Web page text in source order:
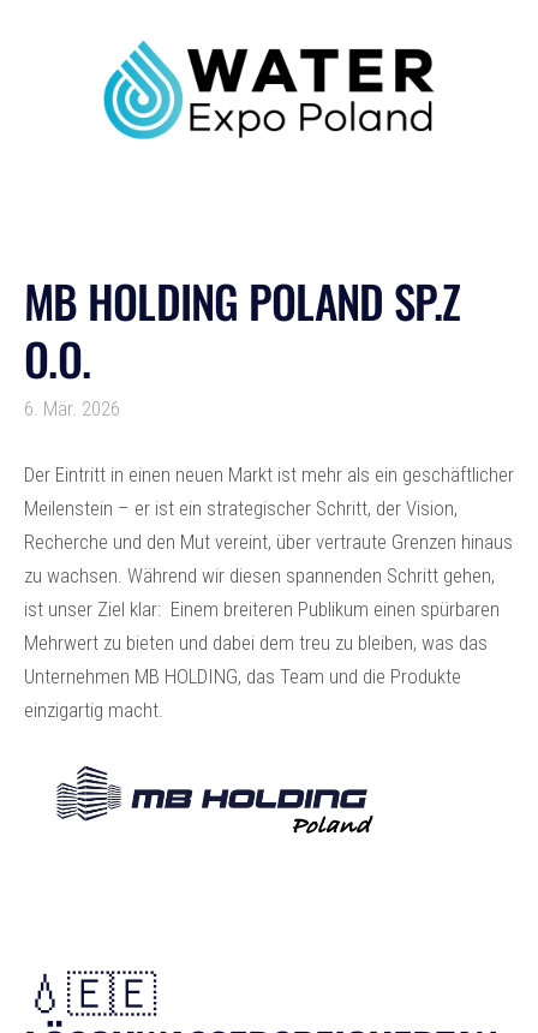
MB HOLDING POLAND SP.Z
O.O.
6. Mär. 2026
Der Eintritt in einen neuen Markt ist mehr als ein geschäftlicher
Meilenstein – er ist ein strategischer Schritt, der Vision,
Recherche und den Mut vereint, über vertraute Grenzen hinaus
zu wachsen. Während wir diesen spannenden Schritt gehen,
ist unser Ziel klar: Einem breiteren Publikum einen spürbaren
Mehrwert zu bieten und dabei dem treu zu bleiben, was das
Unternehmen MB HOLDING, das Team und die Produkte
einzigartig macht.
💧🇪🇪